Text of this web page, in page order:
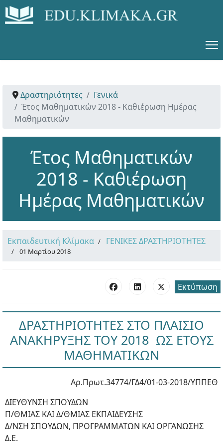
Δραστηριότητες
Γενικά
Έτος Μαθηματικών 2018 - Καθιέρωση Ημέρας
Μαθηματικών
Έτος Μαθηματικών
2018 - Καθιέρωση
Ημέρας Μαθηματικών
Εκπαιδευτική Κλίμακα ΓΕΝΙΚΕΣ ΔΡΑΣΤΗΡΙΟΤΗΤΕΣ
01 Μαρτίου 2018
Εκτύπωση
ΔΡΑΣΤΗΡΙΟΤΗΤΕΣ ΣΤΟ ΠΛΑΙΣΙΟ
ΑΝΑΚΗΡΥΞΗΣ ΤΟΥ 2018 ΩΣ ΕΤΟΥΣ
ΜΑΘΗΜΑΤΙΚΩΝ
Αρ.Πρωτ.34774/ΓΔ4/01-03-2018/ΥΠΠΕΘ
ΔΙΕΥΘΥΝΣΗ ΣΠΟΥΔΩΝ
Π/ΘΜΙΑΣ ΚΑΙ Δ/ΘΜΙΑΣ ΕΚΠΑΙΔΕΥΣΗΣ
Δ/ΝΣΗ ΣΠΟΥΔΩΝ, ΠΡΟΓΡΑΜΜΑΤΩΝ ΚΑΙ ΟΡΓΑΝΩΣΗΣ
Δ.Ε.